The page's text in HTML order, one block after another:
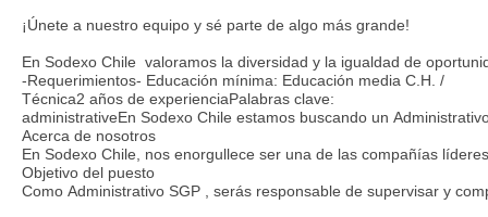
¡Únete a nuestro equipo y sé parte de algo más grande!
En Sodexo Chile valoramos la diversidad y la igualdad de
-Requerimientos- Educación mínima: Educación media C.H. /
Técnica2 años de experienciaPalabras clave:
administrativeEn Sodexo Chile estamos buscando un
Acerca de nosotros
En Sodexo Chile, nos enorgullece ser una de las compañías
Objetivo del puesto
Como Administrativo SGP , serás responsable de supervisar y